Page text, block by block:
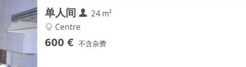
单人间
24 m²
Centre
600 € 不含杂费
面积:24 m2